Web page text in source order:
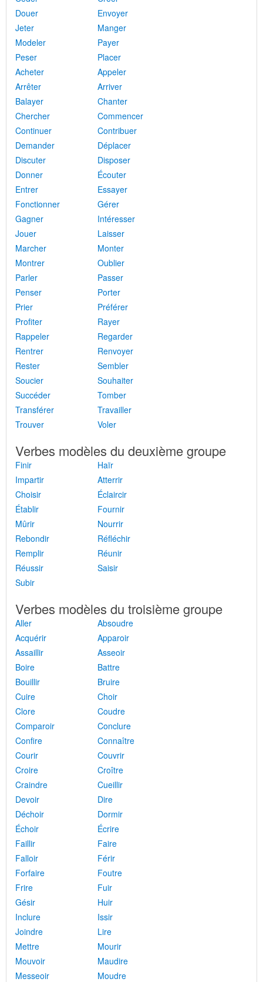
Douer
Envoyer
Jeter
Manger
Modeler
Payer
Peser
Placer
Acheter
Appeler
Arrêter
Arriver
Balayer
Chanter
Chercher
Commencer
Continuer
Contribuer
Demander
Déplacer
Discuter
Disposer
Donner
Écouter
Entrer
Essayer
Fonctionner
Gérer
Gagner
Intéresser
Jouer
Laisser
Marcher
Monter
Montrer
Oublier
Parler
Passer
Penser
Porter
Prier
Préférer
Profiter
Rayer
Rappeler
Regarder
Rentrer
Renvoyer
Rester
Sembler
Soucier
Souhaiter
Succéder
Tomber
Transférer
Travailler
Trouver
Voler
Verbes modèles du deuxième groupe
Finir
Haïr
Impartir
Atterrir
Choisir
Éclaircir
Établir
Fournir
Mûrir
Nourrir
Rebondir
Réfléchir
Remplir
Réunir
Réussir
Saisir
Subir
Verbes modèles du troisième groupe
Aller
Absoudre
Acquérir
Apparoir
Assaillir
Asseoir
Boire
Battre
Bouillir
Bruire
Cuire
Choir
Clore
Coudre
Comparoir
Conclure
Confire
Connaître
Courir
Couvrir
Croire
Croître
Craindre
Cueillir
Devoir
Dire
Déchoir
Dormir
Échoir
Écrire
Faillir
Faire
Falloir
Férir
Forfaire
Foutre
Frire
Fuir
Gésir
Huir
Inclure
Issir
Joindre
Lire
Mettre
Mourir
Mouvoir
Maudire
Messeoir
Moudre